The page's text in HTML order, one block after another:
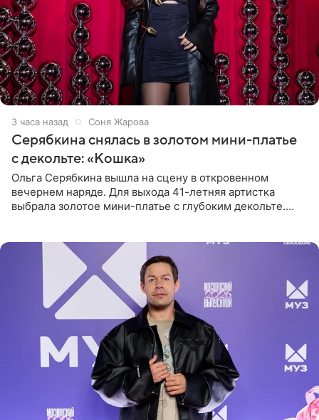
3 часа назад Соня Жарова
Серябкина снялась в золотом мини-платье
с декольте: «Кошка»
Ольга Серябкина вышла на сцену в откровенном
вечернем наряде. Для выхода 41-летняя артистка
выбрала золотое мини-платье с глубоким декольте.